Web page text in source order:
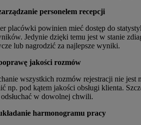
personelem recepcji
placówki powinien mieć dostęp do
Jedynie dzięki temu jest w stanie
lub nagrodzić za najlepsze wyniki.
jakości rozmów
wszystkich rozmów rejestracji nie
np. pod kątem jakości obsługi klienta.
w dowolnej chwili.
harmonogramu pracy